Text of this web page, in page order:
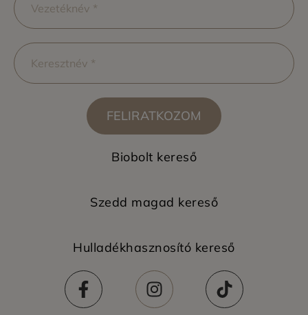
FELIRATKOZOM
Biobolt kereső
Szedd magad kereső
Hulladékhasznosító kereső